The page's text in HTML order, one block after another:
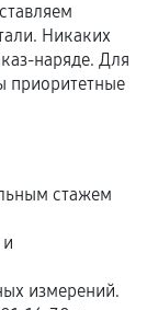
влаги,
не
в
Никаких
наряде. Для
приоритетные
стажем
измерений.